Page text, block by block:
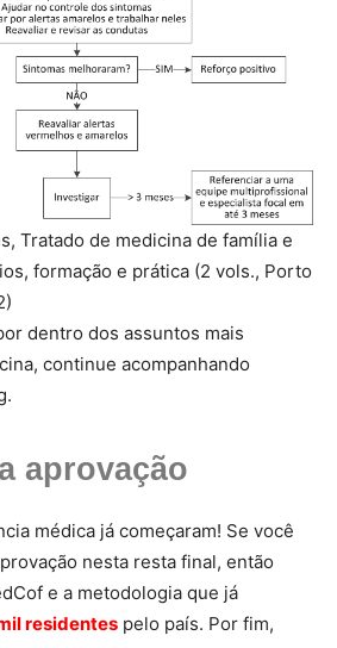
Tratado de medicina de família e
formação e prática (2 vols., Porto
dentro dos assuntos mais
continue acompanhando
aprovação
médica já começaram! Se você
nesta resta final, então
e a metodologia que já
residentes pelo país. Por fim,